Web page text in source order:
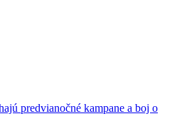
predvianočné kampane a boj o